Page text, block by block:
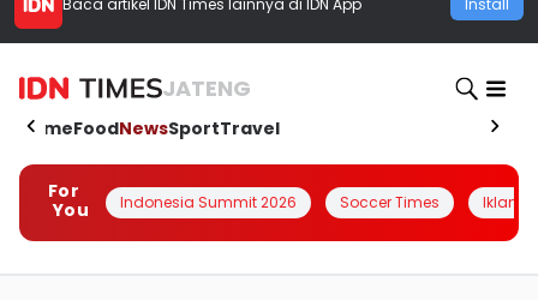
Baca artikel IDN Times lainnya di IDN App Install
JATENG
HomeFoodNewsSportTravel
For
You
Indonesia Summit 2026 Soccer Times Iklanin